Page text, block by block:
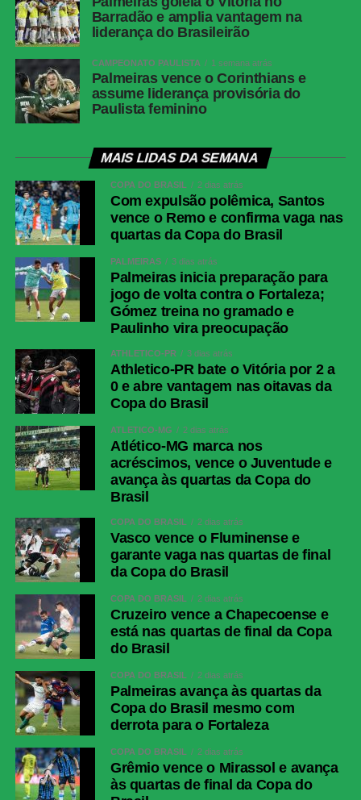
Barradão e amplia vantagem na
liderança do Brasileirão
CAMPEONATO PAULISTA 1 semana atrás
Palmeiras vence o Corinthians e
assume liderança provisória do
Paulista feminino
MAIS LIDAS DA SEMANA
COPA DO BRASIL 2 dias atrás
Com expulsão polêmica, Santos
vence o Remo e confirma vaga nas
quartas da Copa do Brasil
PALMEIRAS 3 dias atrás
Palmeiras inicia preparação para
jogo de volta contra o Fortaleza;
Gómez treina no gramado e
Paulinho vira preocupação
ATHLETICO-PR 3 dias atrás
Athletico-PR bate o Vitória por 2 a
0 e abre vantagem nas oitavas da
Copa do Brasil
ATLÉTICO-MG 2 dias atrás
Atlético-MG marca nos
acréscimos, vence o Juventude e
avança às quartas da Copa do
Brasil
COPA DO BRASIL 2 dias atrás
Vasco vence o Fluminense e
garante vaga nas quartas de final
da Copa do Brasil
COPA DO BRASIL 2 dias atrás
Cruzeiro vence a Chapecoense e
está nas quartas de final da Copa
do Brasil
COPA DO BRASIL 2 dias atrás
Palmeiras avança às quartas da
Copa do Brasil mesmo com
derrota para o Fortaleza
COPA DO BRASIL 2 dias atrás
Grêmio vence o Mirassol e avança
às quartas de final da Copa do